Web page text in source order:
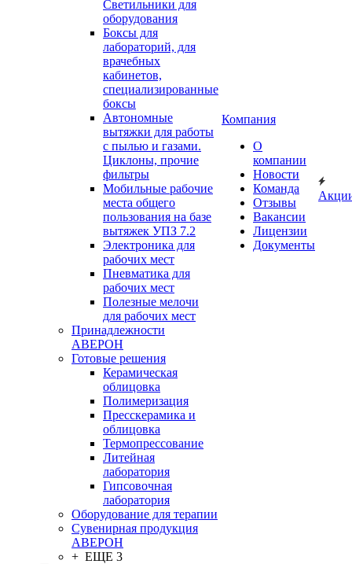
Светильники для
оборудования
Боксы для
лабораторий, для
врачебных
кабинетов,
специализированные
боксы
Автономные
вытяжки для работы
с пылью и газами.
Циклоны, прочие
фильтры
Мобильные рабочие
места общего
пользования на базе
вытяжек УПЗ 7.2
Электроника для
рабочих мест
Пневматика для
рабочих мест
Полезные мелочи
для рабочих мест
Принадлежности
АВЕРОН
Готовые решения
Керамическая
облицовка
Полимеризация
Пресскерамика и
облицовка
Термопрессование
Литейная
лаборатория
Гипсовочная
лаборатория
Оборудование для терапии
Сувенирная продукция
АВЕРОН
+ ЕЩЕ 3
Компания
О
компании
Новости
Команда
Отзывы
Вакансии
Лицензии
Документы